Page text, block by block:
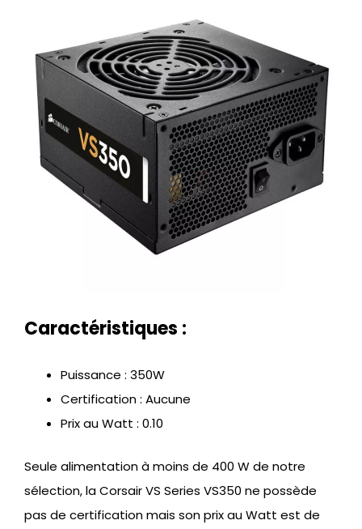
Caractéristiques :
Puissance : 350W
Certification : Aucune
Prix au Watt : 0.10
Seule alimentation à moins de 400 W de notre
sélection, la Corsair VS Series VS350 ne possède
pas de certification mais son prix au Watt est de